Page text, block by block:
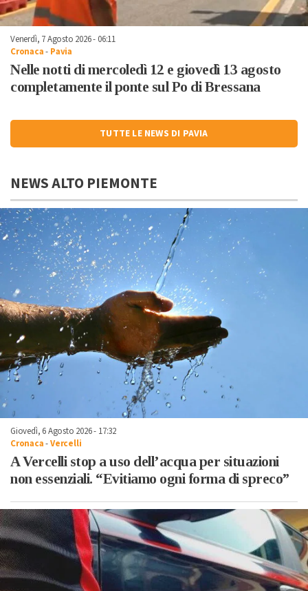
Venerdì, 7 Agosto 2026 - 06:11
Cronaca- Pavia
Nelle notti di mercoledì 12 e giovedì 13 agosto
completamente il ponte sul Po di Bressana
TUTTE LE NEWS DI PAVIA
NEWS ALTO PIEMONTE
Giovedì, 6 Agosto 2026 - 17:32
Cronaca-Vercelli
A Vercelli stop a uso dell’acqua per situazioni
non essenziali. “Evitiamo ogni forma di spreco”